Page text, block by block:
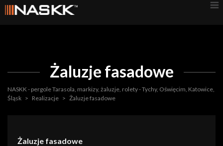
Żaluzje fasadowe
NASKK - pergole Tarasola, markizy, żaluzje, rolety - Tychy, Oświęcim, Katowice,
Śląsk > Realizacje > Żaluzje fasadowe
Żaluzje fasadowe